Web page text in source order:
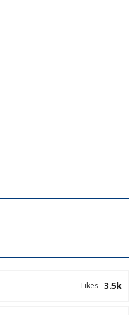
3.5k
Likes